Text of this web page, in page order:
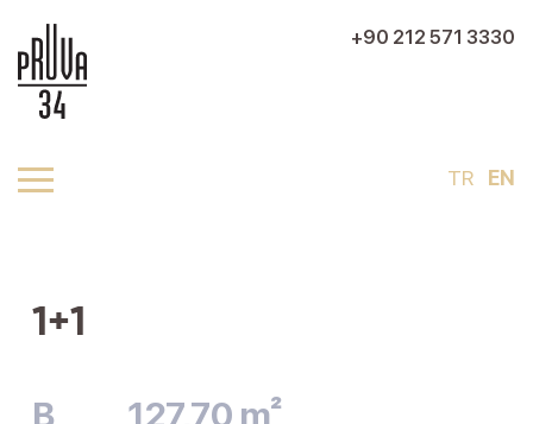
+90 212 571 3330
TR EN
1+1
B 127,70 m²